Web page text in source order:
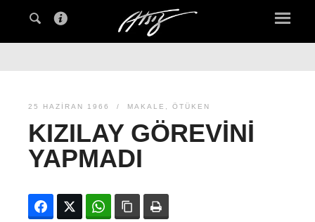
25 HAZIRAN 1966 MAKALE , ÖTÜKEN
KIZILAY GÖREVINI
YAPMADI
FacebookTwitter WhatsAppBağlanıyı kopyala